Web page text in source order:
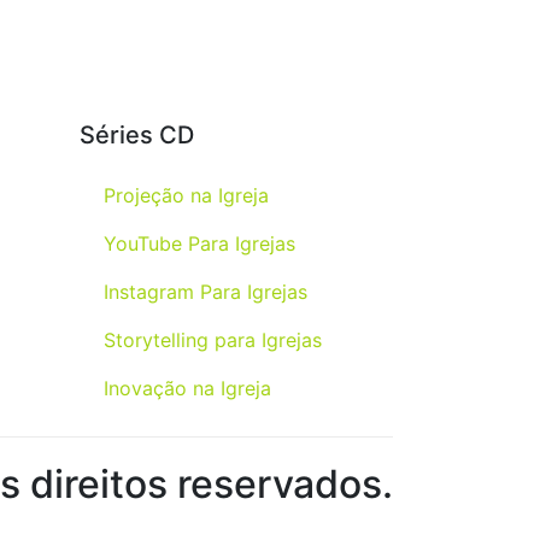
Séries CD
Projeção na Igreja
YouTube Para Igrejas
Instagram Para Igrejas
Storytelling para Igrejas
Inovação na Igreja
direitos reservados.